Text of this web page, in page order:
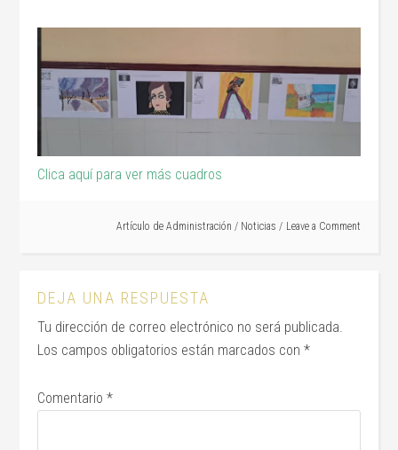
Clica aquí para ver más cuadros
Artículo de Administración / Noticias Leave a Comment
DEJA UNA RESPUESTA
Tu dirección de correo electrónico no será publicada.
Los campos obligatorios están marcados con*
Comentario*